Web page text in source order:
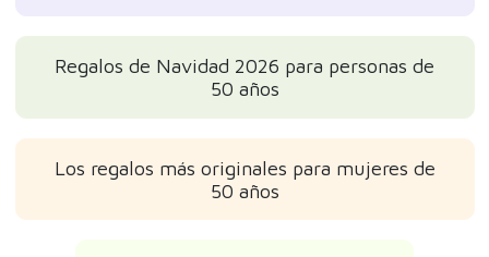
Regalos de Navidad 2026 para personas de
50 años
Los regalos más originales para mujeres de
50 años